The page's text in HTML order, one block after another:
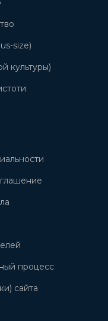
size)
культуры)
процесс
сайта